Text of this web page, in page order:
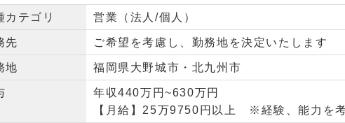
カテゴリ 営業（法人/個人）
先 ご希望を考慮し、勤務地を決定いたします
地 福岡県大野城市・北九州市
年収440万円~630万円
【月給】25万9750円以上 ※経験、能力を